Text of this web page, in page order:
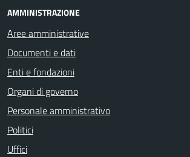
AMMINISTRAZIONE
Aree amministrative
Documenti e dati
Enti e fondazioni
Organi di governo
Personale amministrativo
Politici
Uffici